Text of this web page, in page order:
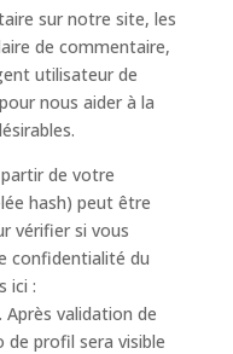
sur notre site, les
de commentaire,
utilisateur de
nous aider à la
de votre
hash) peut être
vérifier si vous
confidentialité du
ici :
validation de
profil sera visible